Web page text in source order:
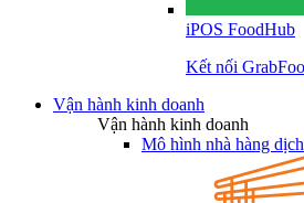
iPOS FoodHub
Kết nối
Vận hành kinh doanh
Vận hành kinh doanh
Mô hình nhà hàng